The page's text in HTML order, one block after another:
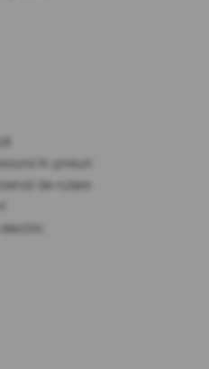
în pneuri
de rulare